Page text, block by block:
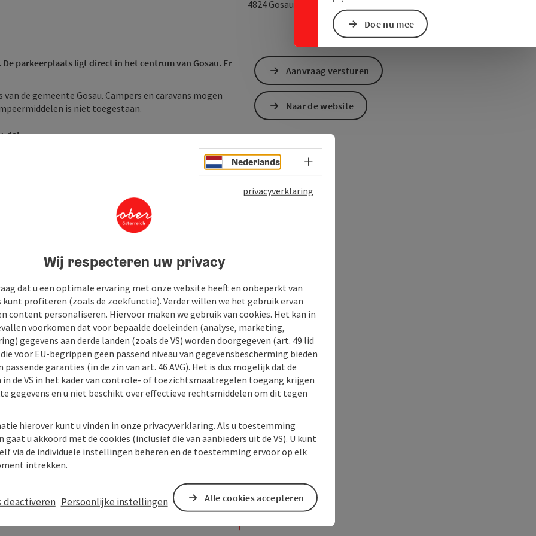
Doe nu mee
4824 Gosau
parkeerplaats ligt direct in het centrum van Gosau. Er
de gemeente Gosau. Campers en caravans mogen
is niet toegestaan.
dal...
Aanvraag versturen
Naar de website
Nederlands Taalkeuze - menu openen
privacyverklaring
Wij respecteren uw privacy
dat u een optimale ervaring met onze website heeft en onbeperkt van
profiteren (zoals de zoekfunctie). Verder willen we het gebruik ervan
content personaliseren. Hiervoor maken we gebruik van cookies. Het kan in
voorkomen dat voor bepaalde doeleinden (analyse, marketing,
gegevens aan derde landen (zoals de VS) worden doorgegeven (art. 49 lid
die voor EU-begrippen geen passend niveau van gegevensbescherming bieden
passende garanties (in de zin van art. 46 AVG). Het is dus mogelijk dat de
de VS in het kader van controle- of toezichtsmaatregelen toegang krijgen
gegevens en u niet beschikt over effectieve rechtsmiddelen om dit tegen
hierover kunt u vinden in onze privacyverklaring. Als u toestemming
gaat u akkoord met de cookies (inclusief die van aanbieders uit de VS). U kunt
via de individuele instellingen beheren en de toestemming ervoor op elk
intrekken.
deactiveren Persoonlijke instellingen Alle cookies accepteren